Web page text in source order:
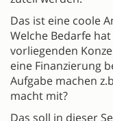
Das ist eine coole
Welche Bedarfe
vorliegenden
eine Finanzierung
Aufgabe machen
macht mit?
Das soll in dieser